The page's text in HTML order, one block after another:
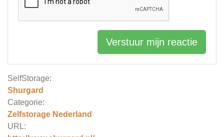
SelfStorage:
Shurgard
Categorie:
Zelfstorage Nederland
URL:
Verstuur mijn reactie